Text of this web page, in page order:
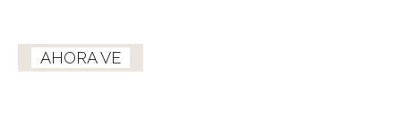
AHORA VE